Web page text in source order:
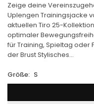
Zeige deine
Uplengen Trainingsjacke
aktuellen Tiro 25-
optimaler
für Training, Spieltag oder
der Brust Stylisches...
Größe: S